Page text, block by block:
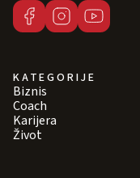
KATEGORIJE
Biznis
Coach
Karijera
Život